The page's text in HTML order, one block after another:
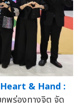
& Hand :
พร่องทางจิต จัด